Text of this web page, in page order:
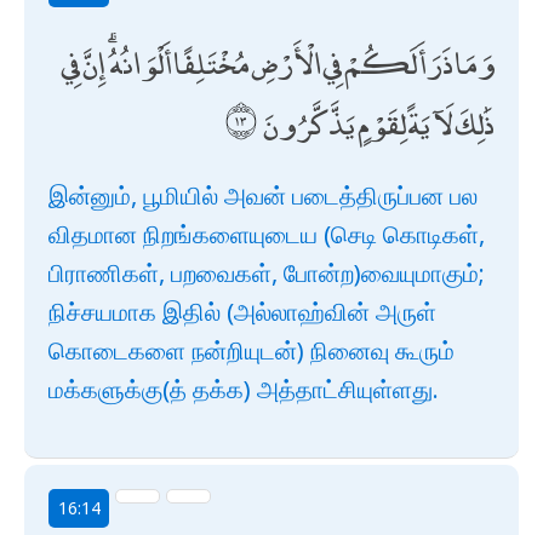
وَمَا ذَرَأَ لَكُمْ فِي الْأَرْضِ مُخْتَلِفًا أَلْوَانُهُ ۗ إِنَّ فِي
ذَٰلِكَ لَآيَةً لِقَوْمٍ يَذَّكَّرُونَ
இன்னும், பூமியில் அவன் படைத்திருப்பன பல
விதமான நிறங்களையுடைய (செடி கொடிகள்,
பிராணிகள், பறவைகள், போன்ற)வையுமாகும்;
நிச்சயமாக இதில் (அல்லாஹ்வின் அருள்
கொடைகளை நன்றியுடன்) நினைவு கூரும்
மக்களுக்கு(த் தக்க) அத்தாட்சியுள்ளது.
16:14